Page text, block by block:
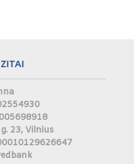
23, Vilnius